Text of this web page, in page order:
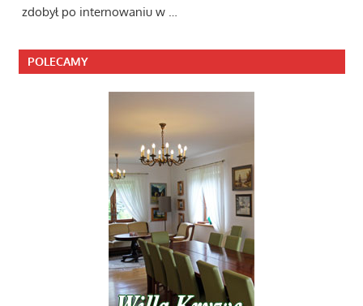
zdobył po internowaniu w …
POLECAMY